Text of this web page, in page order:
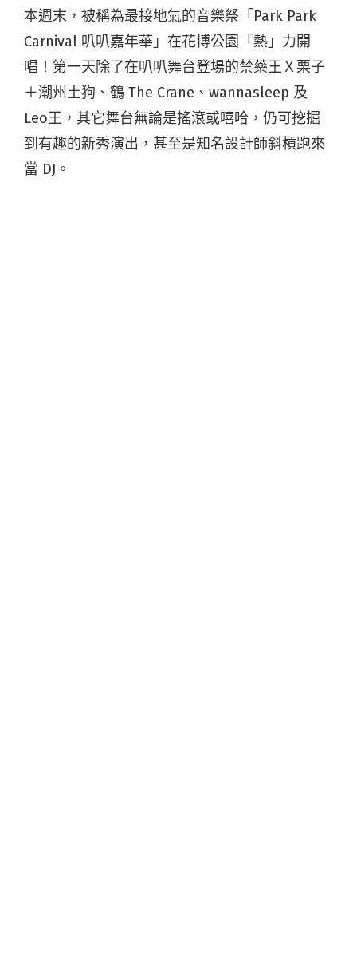
本週末，被稱為最接地氣的音樂祭「Park Park
Carnival 叭叭嘉年華」在花博公園「熱」力開
唱！第一天除了在叭叭舞台登場的禁藥王Ｘ栗子
＋潮州土狗、鶴 The Crane、wannasleep 及
Leo王，其它舞台無論是搖滾或嘻哈，仍可挖掘
到有趣的新秀演出，甚至是知名設計師斜槓跑來
當 DJ。